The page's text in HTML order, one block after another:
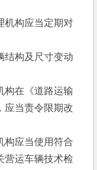
构应当定期对
构及尺寸变动
在《道路运输
应当责令限期改
应当使用符合
营运车辆技术检